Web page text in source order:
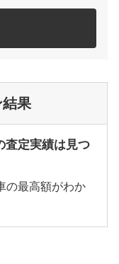
結果
査定実績は見つ
の最高額がわか